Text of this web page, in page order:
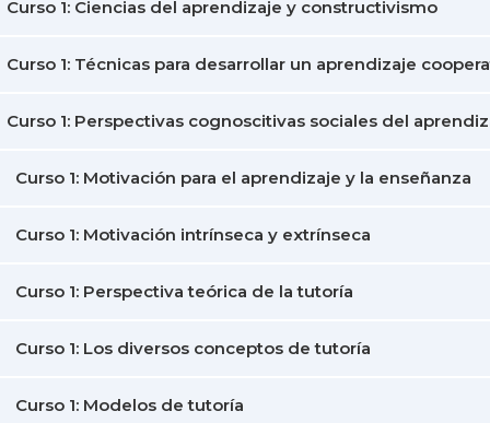
Curso 1: Ciencias del aprendizaje y constructivismo
Curso 1: Técnicas para desarrollar un aprendizaje
Curso 1: Perspectivas cognoscitivas sociales del
Curso 1: Motivación para el aprendizaje y la enseñanza
Curso 1: Motivación intrínseca y extrínseca
Curso 1: Perspectiva teórica de la tutoría
Curso 1: Los diversos conceptos de tutoría
Curso 1: Modelos de tutoría